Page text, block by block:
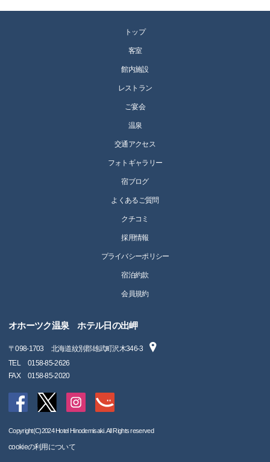
トップ
客室
館内施設
レストラン
ご宴会
温泉
交通アクセス
フォトギャラリー
宿ブログ
よくあるご質問
クチコミ
採用情報
プライバシーポリシー
宿泊約款
会員規約
オホーツク温泉 ホテル日の出岬
〒098-1703
北海道紋別郡雄武町沢木346-3
TEL
0158-85-2626
FAX
0158-85-2020
Copyright(C)2024 Hotel Hinodemisaki. All Rights reserved
cookieの利用について